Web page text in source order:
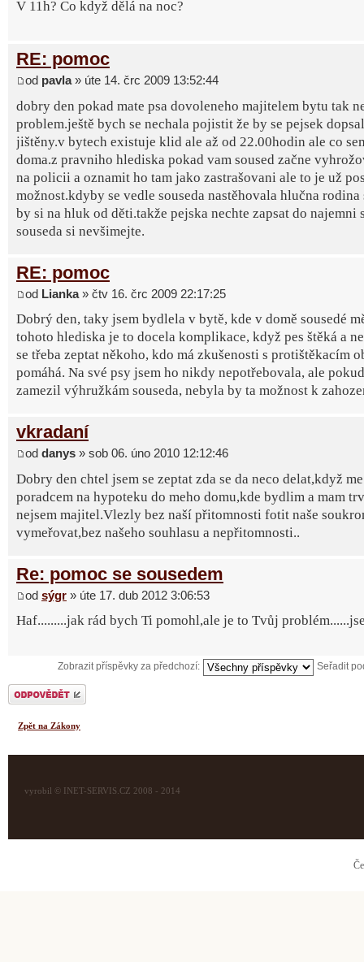
V 11h? Co když dělá na noc?
RE: pomoc
od pavla» úte 14. črc 2009 13:52:44
dobry den pokad mate psa dovoleneho majitelem bytu tak
problem.ještě bych se nechala pojistit že by se pejsek
jištěny.v bytech existuje klid ale až od 22.00hodin ale co
doma.z pravniho hlediska pokad vam soused začne
na policii a oznamit ho tam jako zastrašovani ale to je už
možnost.kdyby se vedle souseda nastěhovala hlučna rodina
by si na hluk od děti.takže pejska nechte zapsat do najemni
souseda si nevšimejte.
RE: pomoc
od Lianka» čtv 16. črc 2009 22:17:25
Dobrý den, taky jsem bydlela v bytě, kde v domě sousedé
tohoto hlediska je to docela komplikace, když pes štěká a
se třeba zeptat někoho, kdo má zkušenosti s protištěkacím
pomáhá. Na své psy jsem ho nikdy nepotřebovala, ale
zamezil výhružkám souseda, nebyla by ta možnost k
vkradaní
od danys » sob 06. úno 2010 12:12:46
Dobry den chtel jsem se zeptat zda se da neco delat,když
poradcem na hypoteku do meho domu,kde bydlim a mam
nejsem majitel.Vlezly bez naší přitomnosti fotit naše
vymeřovat,bez našeho souhlasu a nepřitomnosti..
Re: pomoc se sousedem
od sýgr » úte 17. dub 2012 3:06:53
Haf.........jak rád bych Ti pomohl,ale je to Tvůj
Zobrazit příspěvky za předchozí: Seřadit
Odeslat odpověď
Zpět na Zákony
vyrobil © INET-SERVIS.CZ 2008 - 2014